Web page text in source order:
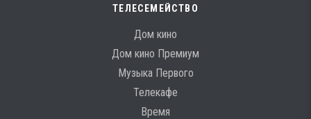
ТЕЛЕСЕМЕЙСТВО
Дом кино
Дом кино Премиум
Музыка Первого
Телекафе
Время